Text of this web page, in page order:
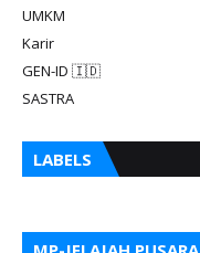
UMKM
Karir
GEN-ID 🇮🇩
SASTRA
LABELS